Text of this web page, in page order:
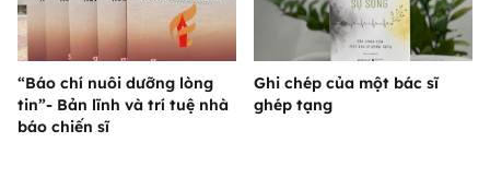
“Báo chí nuôi dưỡng lòng
tin”- Bản lĩnh và trí tuệ nhà
báo chiến sĩ
Ghi chép của một bác sĩ
ghép tạng